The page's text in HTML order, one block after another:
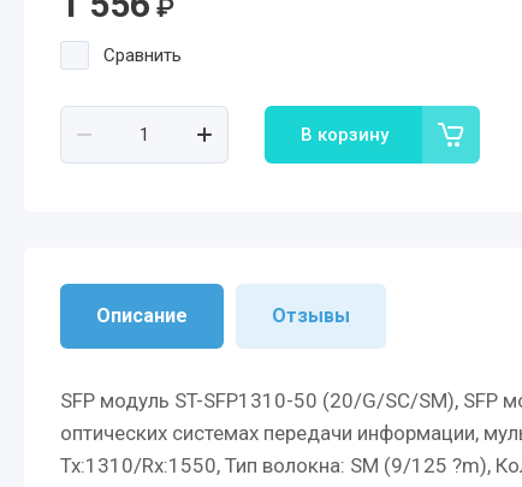
₽
Сравнить
В корзину
Описание Отзывы
SFP модуль ST-SFP1310-50 (20/G/SC/SM), SFP
оптических системах передачи информации,
Tx:1310/Rx:1550, Тип волокна: SМ (9/125 ?m),